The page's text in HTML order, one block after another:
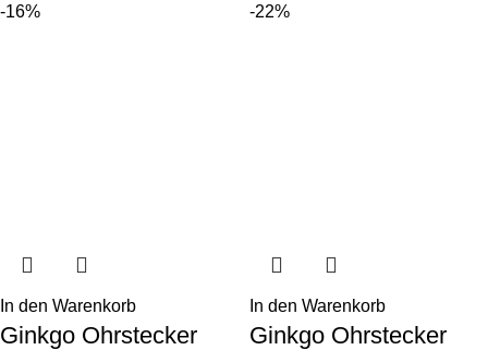
-16%
In den Warenkorb
Ginkgo Ohrstecker
-22%
In den Warenkorb
Ginkgo Ohrstecker